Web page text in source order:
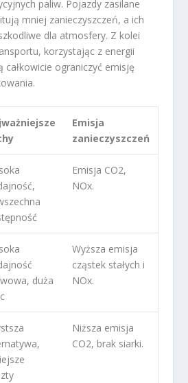
paliw. Pojazdy zasilane
mniej zanieczyszczeń, a ich
dla atmosfery. Z kolei
korzystając z energii
ograniczyć emisję
Emisja
zanieczyszczeń
Emisja CO2,
NOx.
duża
Wyższa emisja
cząstek stałych i
NOx.
Niższa emisja
CO2, brak siarki.